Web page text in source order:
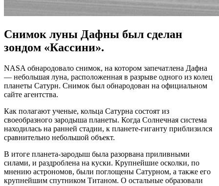
Снимок луны Дафны был сделан
зондом «Кассини».
NASA обнародовало снимок, на котором запечатлена Дафна
— небольшая луна, расположенная в разрыве одного из колец
планеты Сатурн. Снимок был обнародован на официальном
сайте агентства.
Как полагают ученые, кольца Сатурна состоят из
своеобразного зародыша планеты. Когда Солнечная система
находилась на ранней стадии, к планете-гиганту приблизился
сравнительно небольшой объект.
В итоге планета-зародыш была разорвана приливными
силами, и раздроблена на куски. Крупнейшие осколки, по
мнению астрономов, были поглощены Сатурном, а также его
крупнейшим спутником Титаном. О остальные образовали